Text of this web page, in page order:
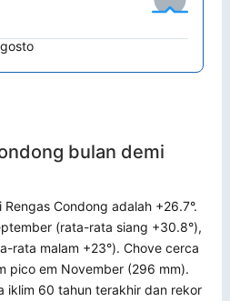
bulan demi
Condong adalah +26.7°.
(rata-rata siang +30.8°),
rata malam +23°). Chove cerca
pico em November (296 mm).
iklim 60 tahun terakhir dan rekor